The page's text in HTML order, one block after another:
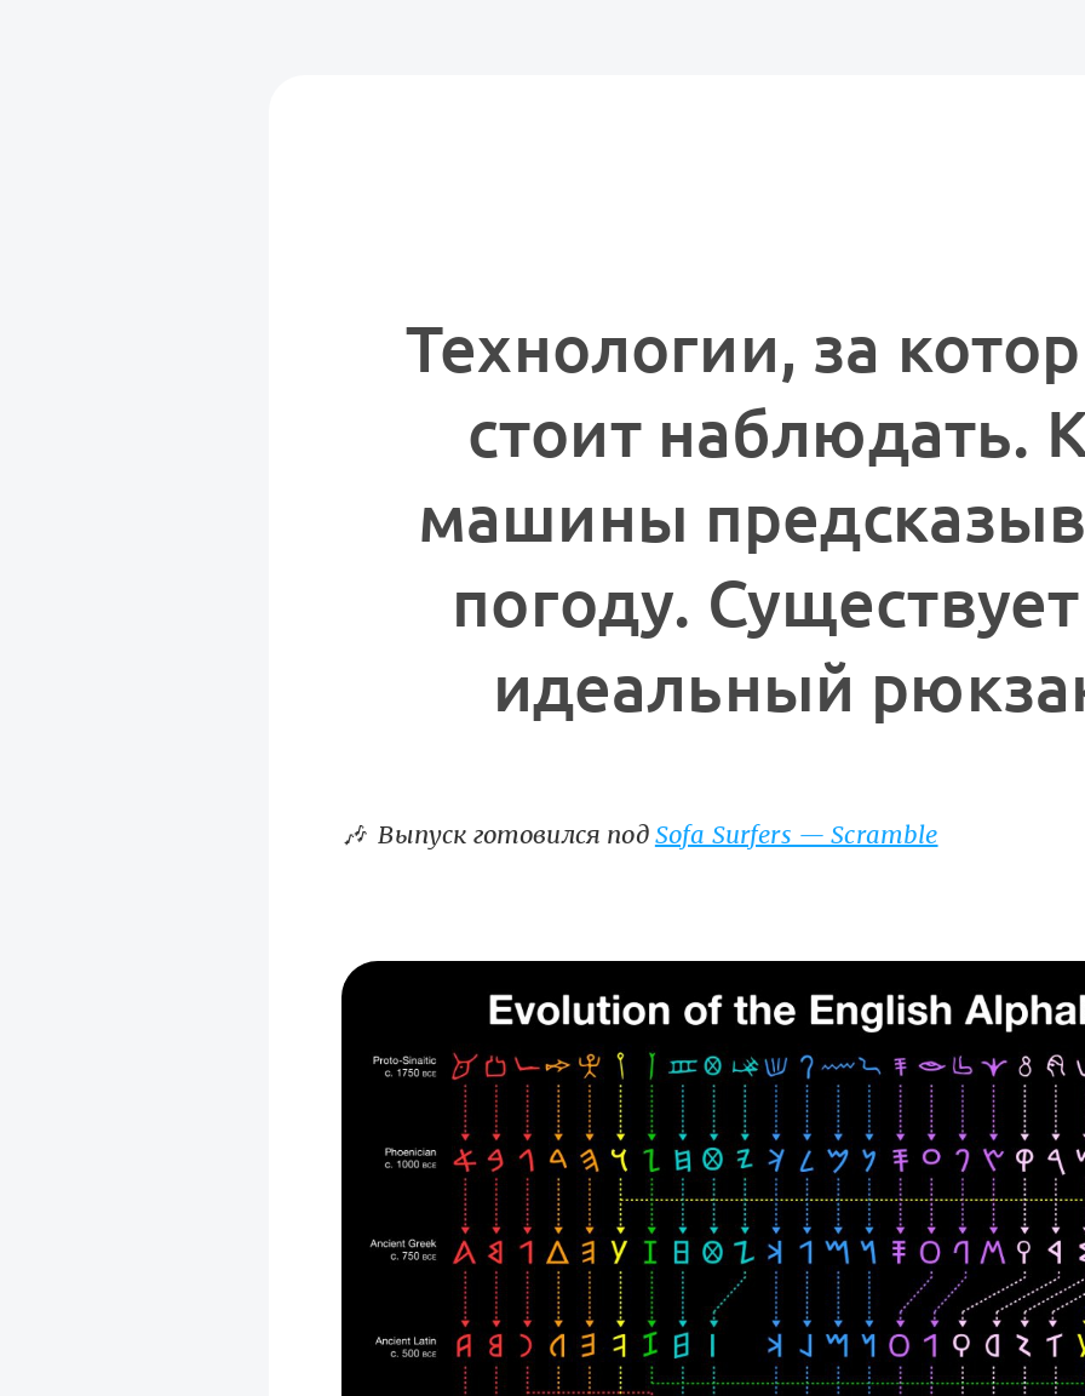
Технологии, за
стоит наблюдать.
машины
погоду.
идеальный
🎶 Выпуск готовился под Sofa Surfers — Scramble